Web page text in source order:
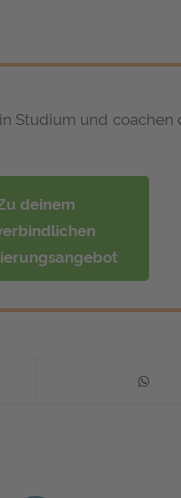
Studium und
deinem